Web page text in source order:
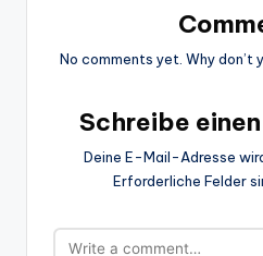
No comments yet. Why
Schreibe
Deine E-Mail-Adresse
Erforderliche Felder